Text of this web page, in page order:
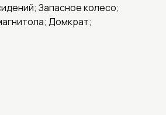
Запасное колесо;
Домкрат;